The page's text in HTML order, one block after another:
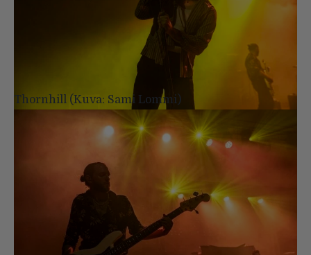
Thornhill (Kuva: Sami Lommi)